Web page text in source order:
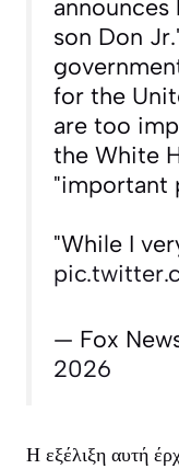
son Don
for the
are too
the White
"important
"While I
— Fox
2026
Η εξέλιξη αυτή